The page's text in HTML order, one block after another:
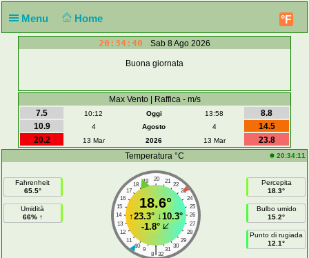
Menu Home °F
20:34:40 Sab 8 Ago 2026
Buona giornata
Max Vento | Raffica - m/s
7.5
10:12 Oggi 13:58
8.8
10.9
4 Agosto 4
14.5
20.2
13 Mar 2026 13 Mar
23.8
Temperatura °C
20:34:11
Fahrenheit
65.5°
Umidità
66% ↑
20
19 21
18
22
17
23
16
24
15
25
14
26
13
27
12
28
11
29
10
30
9 31
|
8 32
18.6°
↑23.3°↓10.3°
-1.8°
Percepita
18.3°
Bulbo umido
15.2°
Punto di rugiada
12.1°